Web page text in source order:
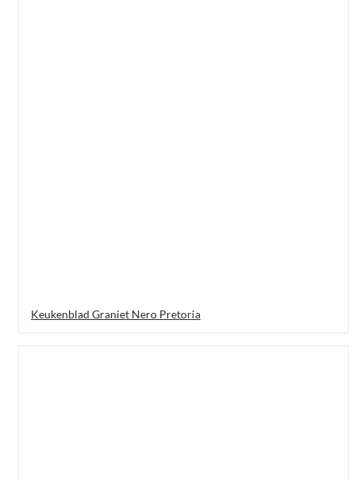
Keukenblad Graniet Nero Pretoria